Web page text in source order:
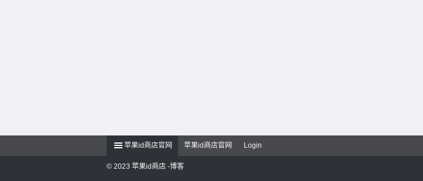
苹果id商店官网 苹果id商店官网 Login
© 2023 苹果id商店 -博客